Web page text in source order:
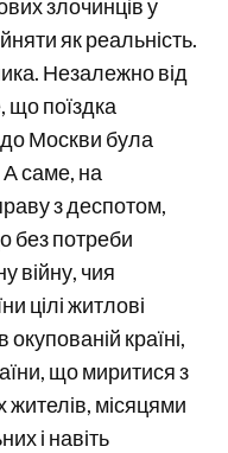
злочинців у
як реальність.
Незалежно від
що поїздка
Москви була
А саме, на
з деспотом,
без потреби
війну, чия
цілі житлові
країні,
що миритися з
місяцями
і навіть